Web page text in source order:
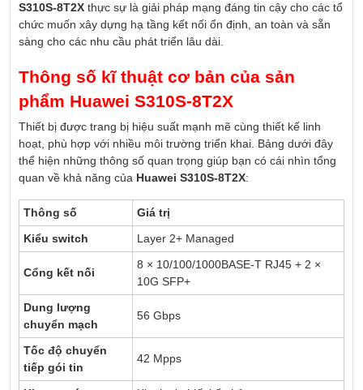
S310S-8T2X thực sự là giải pháp mạng đáng tin cậy cho các tổ
chức muốn xây dựng hạ tầng kết nối ổn định, an toàn và sẵn
sàng cho các nhu cầu phát triển lâu dài.
Thông số kĩ thuật cơ bản của sản
phẩm Huawei S310S-8T2X
Thiết bị được trang bị hiệu suất mạnh mẽ cùng thiết kế linh
hoạt, phù hợp với nhiều môi trường triển khai. Bảng dưới đây
thể hiện những thông số quan trọng giúp bạn có cái nhìn tổng
quan về khả năng của Huawei S310S-8T2X:
Thông số
Giá trị
Kiểu switch
Layer 2+ Managed
Cổng kết nối
8 × 10/100/1000BASE-T RJ45 + 2 ×
10G SFP+
Dung lượng
chuyển mạch
56 Gbps
Tốc độ chuyển
tiếp gói tin
42 Mpps